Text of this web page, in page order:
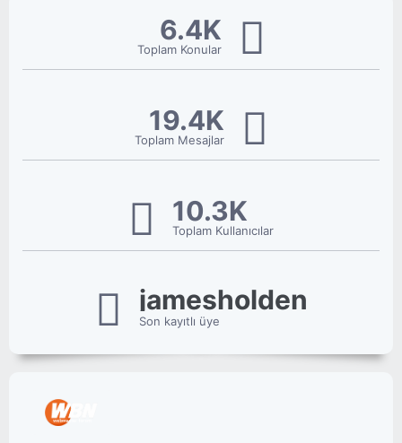
6.4K
Toplam Konular
19.4K
Toplam Mesajlar
10.3K
Toplam Kullanıcılar
jamesholden
Son kayıtlı üye